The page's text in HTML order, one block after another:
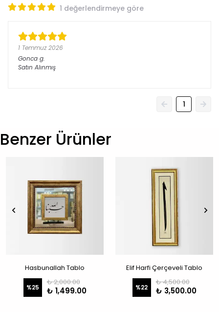
1 değerlendirmeye göre
1 Temmuz 2026
Gonca g.
Satın Alınmış
1
Benzer Ürünler
Hasbunallah Tablo
%25
₺ 2,000.00
₺ 1,499.00
Elif Harfi Çerçeveli Tablo
%22
₺ 4,500.00
₺ 3,500.00